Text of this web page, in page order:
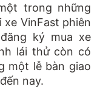
trong những
xe VinFast phiên
ký mua xe
lái thử còn có
một lễ bàn giao
nay.